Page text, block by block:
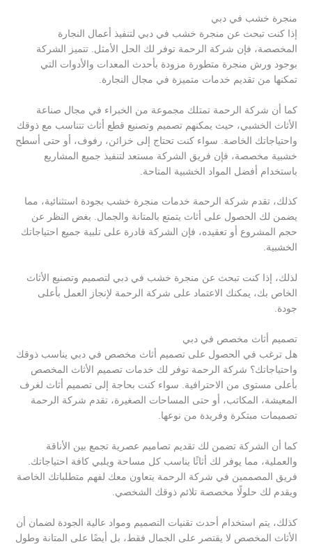
منجرة خشب في دبي
إذا كنت تبحث عن منجرة خشب في دبي لتنفيذ أعمال النجارة
المخصصة، فإن شركة الرحمة توفر لك الحل الأمثل. تتميز الشركة
بوجود ورش منجرة متطورة مزودة بأحدث المعدات والأدوات التي
تمكنها من تقديم خدمات متميزة في مجال النجارة.
كما أن شركة الرحمة تمتلك مجموعة من الخبراء في مجال صناعة
الأثاث الخشبي، حيث يمكنهم تصميم وتصنيع قطع أثاث تتناسب مع ذوقك
واحتياجاتك الخاصة. سواء كنت تحتاج إلى خزائن، رفوف، أو حتى أسطح
خشبية مخصصة، فإن فريق الشركة مستعد لتنفيذ جميع المشاريع
باستخدام أفضل المواد الخشبية المتاحة.
كذلك، تقدم شركة الرحمة خدمات منجرة خشب بجودة استثنائية، مما
يضمن لك الحصول على أثاث يتمتع بالمتانة والجمال. بغض النظر عن
حجم المشروع أو تعقيده، فإن الشركة قادرة على تلبية جميع احتياجاتك
الخشبية.
لذلك، إذا كنت تبحث عن منجرة خشب في دبي لتصميم وتصنيع الأثاث
الخاص بك، يمكنك الاعتماد على شركة الرحمة لإنجاز العمل بأعلى
جودة.
تصميم أثاث مخصص في دبي
هل ترغب في الحصول على تصميم أثاث مخصص في دبي يناسب ذوقك
واحتياجاتك؟ شركة الرحمة توفر لك خدمات تصميم الأثاث المخصص
بأعلى مستوى من الاحترافية. سواء كنت بحاجة إلى تصميم أثاث لغرف
المعيشة، المكاتب، أو حتى المساحات الصغيرة، تقدم شركة الرحمة
تصميمات مبتكرة وفريدة من نوعها.
كما أن الشركة تضمن لك تقديم تصاميم عصرية تجمع بين الأناقة
والعملية، مما يوفر لك أثاثًا يناسب كل مساحة ويلبي كافة احتياجاتك.
فريق المصممين في شركة الرحمة يتعاون معك لفهم متطلباتك الخاصة
ويقدم لك حلولًا مخصصة تلائم ذوقك الشخصي.
كذلك، يتم استخدام أحدث تقنيات التصميم ومواد عالية الجودة لضمان أن
الأثاث المخصص لا يقتصر على الجمال فقط، بل أيضًا على المتانة وطول